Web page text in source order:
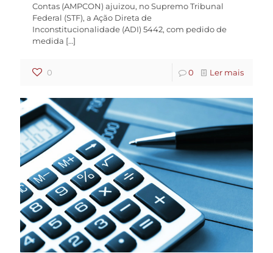
Contas (AMPCON) ajuizou, no Supremo Tribunal
Federal (STF), a Ação Direta de
Inconstitucionalidade (ADI) 5442, com pedido de
medida […]
0 0 Ler mais